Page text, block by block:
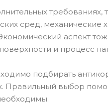
требованиях,
сред, механические
аспект
и процесс
подбирать
Правильный выбор